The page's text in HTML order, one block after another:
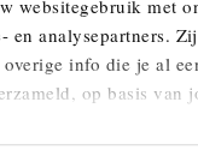
websitegebruik met
en analysepartners.
overige info die je al
op basis van